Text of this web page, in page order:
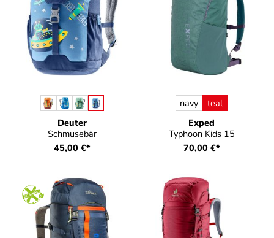
Deuter
Schmusebär
Farbeauswählen
45,00 €*
Exped
Typhoon Kids 15
Farbeauswählen
navy teal
70,00 €*